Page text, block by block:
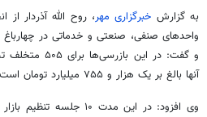
به گزارش خبرگزاری مهر، روح اللهآذردار
واحدهای صنفی، صنعتی و خدماتی در چهارباغ
و گفت: در این
آنها بالغ بر یک هزار و ۷۵۵ میلیارد تومان است.
وی افزود: در این مدت ۱۰